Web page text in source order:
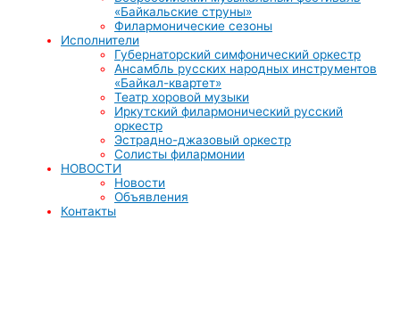
«Байкальские струны»
Филармонические сезоны
Исполнители
Губернаторский симфонический оркестр
Ансамбль русских народных инструментов
«Байкал-квартет»
Театр хоровой музыки
Иркутский филармонический русский
оркестр
Эстрадно-джазовый оркестр
Солисты филармонии
НОВОСТИ
Новости
Объявления
Контакты